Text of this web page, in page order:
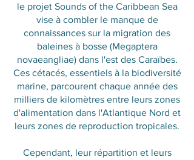
le projet Sounds of the Caribbean Sea
vise à combler le manque de
connaissances sur la migration des
baleines à bosse (Megaptera
novaeangliae) dans l'est des Caraïbes.
Ces cétacés, essentiels à la biodiversité
marine, parcourent chaque année des
milliers de kilomètres entre leurs zones
d'alimentation dans l'Atlantique Nord et
leurs zones de reproduction tropicales.
Cependant, leur répartition et leurs